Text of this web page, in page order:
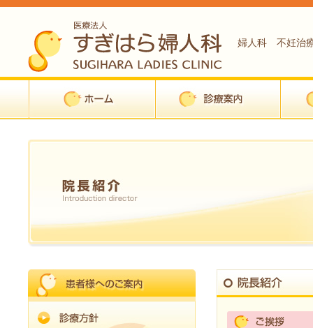
婦人科 不妊治